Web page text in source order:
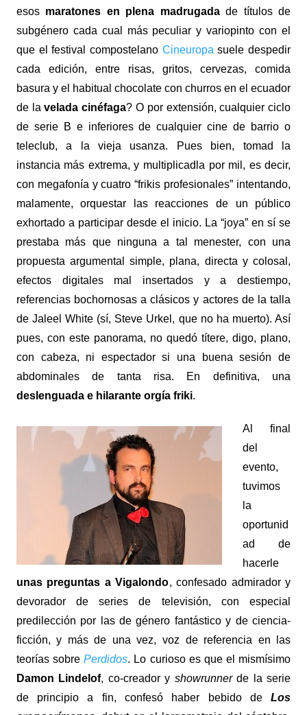
esos maratones en plena madrugadade títulos de
subgénero cada cual más peculiar y variopinto con el
que el festival compostelano Cineuropa suele despedir
cada edición, entre risas, gritos, cervezas, comida
basura y el habitual chocolate con churros en el ecuador
de lavelada cinéfaga? O por extensión, cualquier ciclo
de serie B e inferiores de cualquier cine de barrio o
teleclub, a la vieja usanza. Pues bien, tomad la
instancia más extrema, y multiplicadla por mil, es decir,
con megafonía y cuatro “frikis profesionales” intentando,
malamente, orquestar las reacciones de un público
exhortado a participar desde el inicio. La “joya” en sí se
prestaba más que ninguna a tal menester, con una
propuesta argumental simple, plana, directa y colosal,
efectos digitales mal insertados y a destiempo,
referencias bochornosas a clásicos y actores de la talla
de Jaleel White (sí, Steve Urkel, que no ha muerto). Así
pues, con este panorama, no quedó títere, digo, plano,
con cabeza, ni espectador si una buena sesión de
abdominales de tanta risa. En definitiva, una
deslenguada e hilarante orgía friki.
Al final
del
evento,
tuvimos
la
oportunid
ad de
hacerle
unas preguntas a Vigalondo, confesado admirador y
devorador de series de televisión, con especial
predilección por las de género fantástico y de ciencia-
ficción, y más de una vez, voz de referencia en las
teorías sobrePerdidos. Lo curioso es que el mismísimo
Damon Lindelof, co-creador y showrunnerde la serie
de principio a fin, confesó haber bebido deLos